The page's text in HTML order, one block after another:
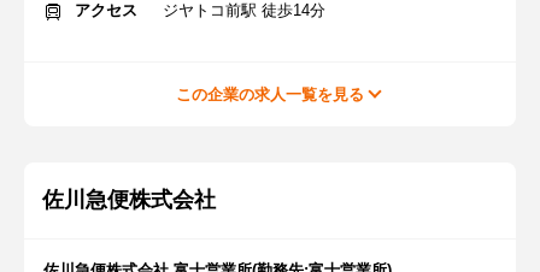
アクセス
ジヤトコ前駅 徒歩14分
この企業の求人一覧を見る
佐川急便株式会社